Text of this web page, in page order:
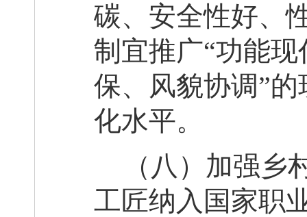
碳、安全性好、
制宜推广“功能
保、风貌协调”
化水平。
（八）加强
工匠纳入国家职